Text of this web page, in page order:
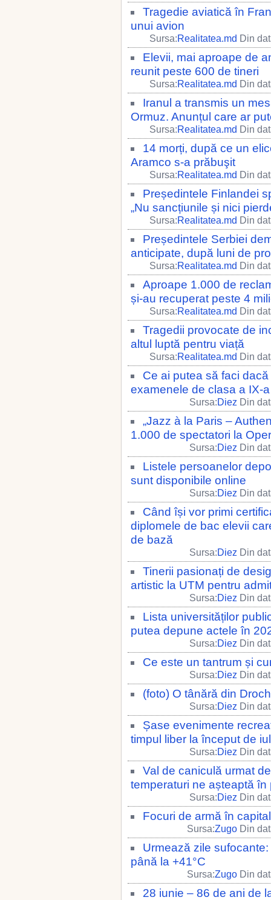
Tragedie aviatică în
unui avion
Sursa:Realitatea.md Din
Elevii, mai aproape de
reunit peste 600 de tineri
Sursa:Realitatea.md Din
Iranul a transmis un
Ormuz. Anunțul care ar
Sursa:Realitatea.md Din
14 morți, după ce un
Aramco s-a prăbuşit
Sursa:Realitatea.md Din
Președintele Finlandei
„Nu sancțiunile și nici
Sursa:Realitatea.md Din
Președintele Serbiei
anticipate, după luni de
Sursa:Realitatea.md Din
Aproape 1.000 de
și-au recuperat peste 4
Sursa:Realitatea.md Din
Tragedii provocate de
altul luptă pentru viață
Sursa:Realitatea.md Din
Ce ai putea să faci
examenele de clasa a IX-a
Sursa:Diez Din
„Jazz à la Paris –
1.000 de spectatori la
Sursa:Diez Din
Listele persoanelor
sunt disponibile online
Sursa:Diez Din
Când își vor primi
diplomele de bac elevii
de bază
Sursa:Diez Din
Tinerii pasionați de
artistic la UTM pentru
Sursa:Diez Din
Lista universităților
putea depune actele în
Sursa:Diez Din
Ce este un tantrum și
Sursa:Diez Din
(foto) O tânără din
Sursa:Diez Din
Șase evenimente
timpul liber la început de
Sursa:Diez Din
Val de caniculă urmat
temperaturi ne așteaptă
Sursa:Diez Din
Focuri de armă în
Sursa:Zugo Din
Urmează zile
până la +41°C
Sursa:Zugo Din
28 iunie – 86 de ani de